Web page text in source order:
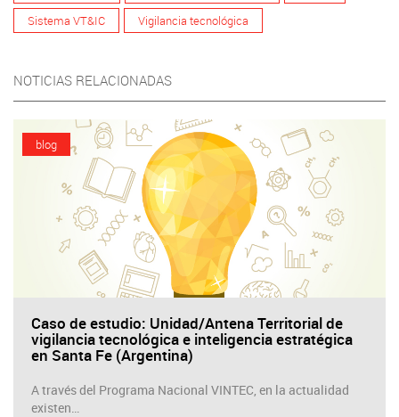
Sistema VT&IC
Vigilancia tecnológica
NOTICIAS RELACIONADAS
blog
Caso de estudio: Unidad/Antena Territorial de
vigilancia tecnológica e inteligencia estratégica
en Santa Fe (Argentina)
A través del Programa Nacional VINTEC, en la actualidad
existen…